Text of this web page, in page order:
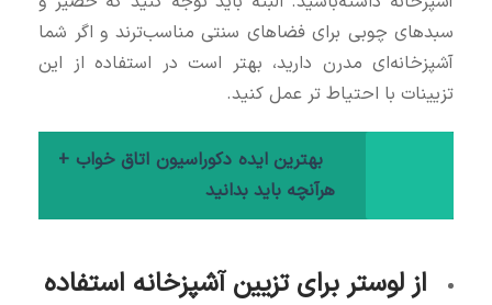
سبدهای چوبی برای فضاهای سنتی مناسب‌ترند و اگر شما
آشپزخانه‌ای مدرن دارید، بهتر است در استفاده از این
تزیینات با احتیاط‌ تر عمل کنید.
بهترین ایده دکوراسیون اتاق خواب +
هرآنچه باید بدانید
از لوستر برای تزیین آشپزخانه استفاده